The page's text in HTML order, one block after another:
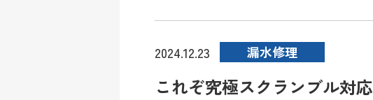
2024.12.23 漏水修理
これぞ究極スクランブル対応